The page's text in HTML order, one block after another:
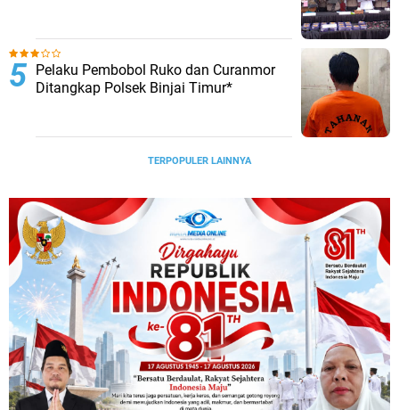
Pelaku Pembobol Ruko dan Curanmor
Ditangkap Polsek Binjai Timur*
TERPOPULER LAINNYA